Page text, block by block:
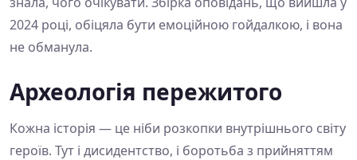
2024 році, обіцяла бути емоційною гойдалкою, і вона
не обманула.
Археологія пережитого
Кожна історія — це ніби розкопки внутрішнього світу
героїв. Тут і дисидентство, і боротьба з прийняттям